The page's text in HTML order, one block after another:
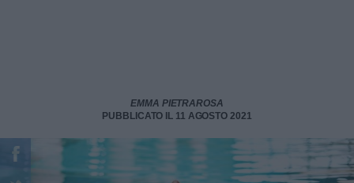
EMMA PIETRAROSA
PUBBLICATO IL 11 AGOSTO 2021